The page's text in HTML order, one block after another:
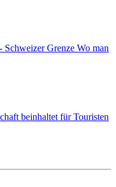
Schweizer Grenze Wo man
beinhaltet für Touristen